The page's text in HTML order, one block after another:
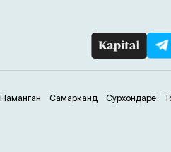
Наманган Самарканд Сурхондарё